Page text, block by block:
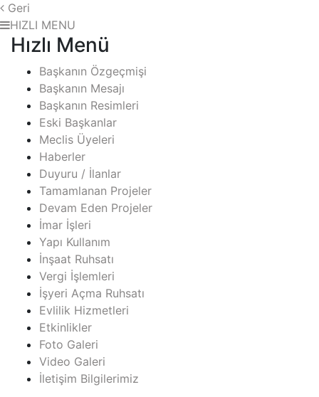
Geri
HIZLI MENU
Hızlı Menü
Başkanın Özgeçmişi
Başkanın Mesajı
Başkanın Resimleri
Eski Başkanlar
Meclis Üyeleri
Haberler
Duyuru / İlanlar
Tamamlanan Projeler
Devam Eden Projeler
İmar İşleri
Yapı Kullanım
İnşaat Ruhsatı
Vergi İşlemleri
İşyeri Açma Ruhsatı
Evlilik Hizmetleri
Etkinlikler
Foto Galeri
Video Galeri
İletişim Bilgilerimiz